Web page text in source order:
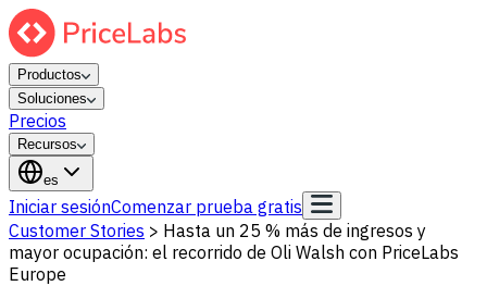
Productos
Soluciones
Precios
Recursos
es
Iniciar sesiónComenzar prueba gratis
Customer Stories > Hasta un 25 % más de ingresos y
mayor ocupación: el recorrido de Oli Walsh con PriceLabs
Europe